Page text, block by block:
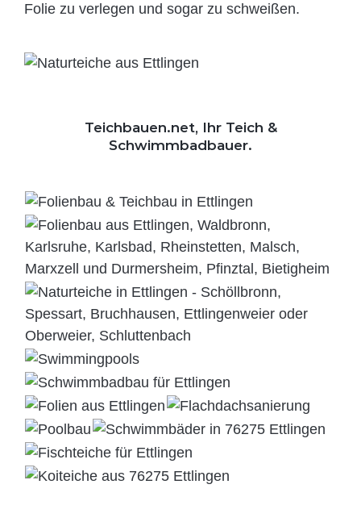
Folie zu verlegen und sogar zu schweißen.
Teichbauen.net, Ihr Teich &
Schwimmbadbauer.